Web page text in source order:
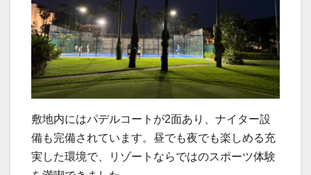
敷地内にはパデルコートが2面あり、ナイター設
備も完備されています。昼でも夜でも楽しめる充
実した環境で、リゾートならではのスポーツ体験